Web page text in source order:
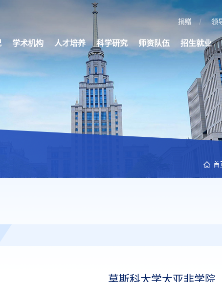
捐赠 领
学术机构 人才培养 科学研究 师资队伍 招生就业
首
莫斯科大学大亚非学院